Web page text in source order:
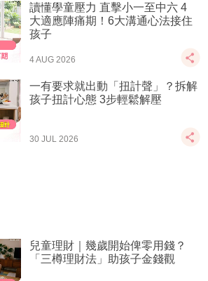
讀懂學童壓力 直擊小一至中六 4
大適應陣痛期！6大溝通心法接住
孩子
4 AUG 2026
一有要求就出動「扭計聲」？拆解
孩子扭計心態 3步輕鬆解壓
30 JUL 2026
兒童理財｜幾歲開始俾零用錢？
「三樽理財法」助孩子金錢觀